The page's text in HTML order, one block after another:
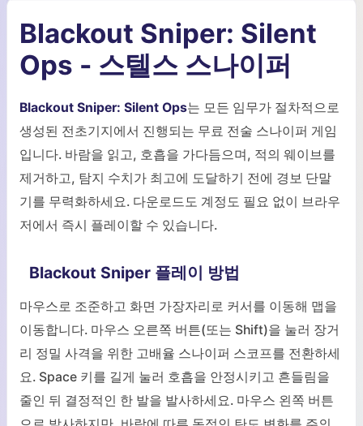
Blackout Sniper: Silent
Ops - 스텔스 스나이퍼
Blackout Sniper: Silent Ops는 모든 임무가 절차적으로
생성된 전초기지에서 진행되는 무료 전술 스나이퍼 게임
입니다. 바람을 읽고, 호흡을 가다듬으며, 적의 웨이브를
제거하고, 탐지 수치가 최고에 도달하기 전에 경보 단말
기를 무력화하세요. 다운로드도 계정도 필요 없이 브라우
저에서 즉시 플레이할 수 있습니다.
Blackout Sniper 플레이 방법
마우스로 조준하고 화면 가장자리로 커서를 이동해 맵을
이동합니다. 마우스 오른쪽 버튼(또는 Shift)을 눌러 장거
리 정밀 사격을 위한 고배율 스나이퍼 스코프를 전환하세
요. Space 키를 길게 눌러 호흡을 안정시키고 흔들림을
줄인 뒤 결정적인 한 발을 발사하세요. 마우스 왼쪽 버튼